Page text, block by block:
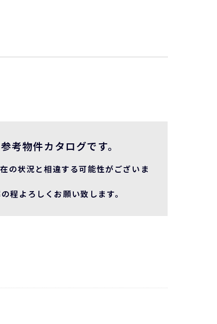
物件カタログです。
の状況と相違する可能性がございま
程よろしくお願い致します。